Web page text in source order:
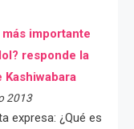
más importante
responde la
Kashiwabara
2013
expresa: ¿Qué es